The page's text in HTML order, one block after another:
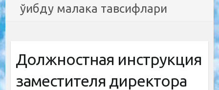
ўибду малака тавсифлари
Должностная инструкция
заместителя директора